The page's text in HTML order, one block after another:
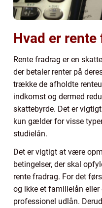
Hvad er rente
Rente fradrag er en
der betaler renter på
trække de afholdte
indkomst og dermed
skattebyrde. Det er
kun gælder for visse
studielån.
Det er vigtigt at være
betingelser, der skal
rente fradrag. For det
og ikke et familielån
professionel udlån.